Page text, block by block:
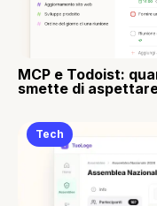
MCP e Todoist:
smette di
Tech